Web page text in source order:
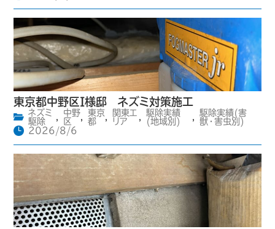
東京都中野区I様邸 ネズミ対策施工
ネズミ
駆除
,
中野
区
,
東京
都
,
関東エ
リア
,
駆除実績
(地域別)
,
駆除実績(害
獣・害虫別)
2026/8/6